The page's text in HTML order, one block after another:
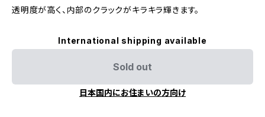
透明度が高く、内部のクラックがキラキラ輝きます。
International shipping available
Sold out
日本国内にお住まいの方向け